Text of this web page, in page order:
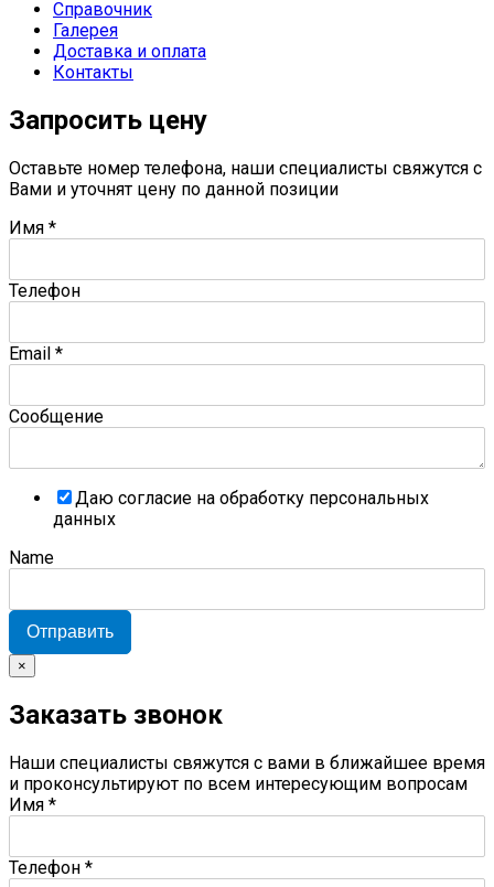
Справочник
Галерея
Доставка и оплата
Контакты
Запросить цену
Оставьте номер телефона, наши специалисты свяжутся с
Вами и уточнят цену по данной позиции
Имя *
Телефон
Email *
Сообщение
Даю согласие на обработку персональных
данных
Name
Отправить
×
Заказать звонок
Наши специалисты свяжутся с вами в ближайшее время
и проконсультируют по всем интересующим вопросам
Имя *
Телефон *